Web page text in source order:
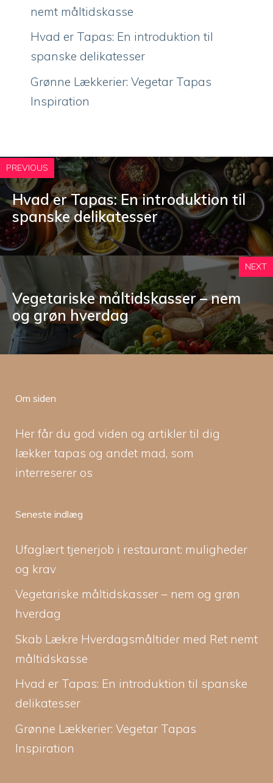
nemt måltidskasse
Hvad er Tapas: En introduktion til
spanske delikatesser
Grønne Lækkerier: Vegetar Tapas
Inspiration
PREVIOUS
Hvad er Tapas: En introduktion til
spanske delikatesser
NEXT
Vegetariske måltidskasser – nem
og grøn hverdag
Om siden
Her får du god viden og artikler til dig
lækker tapas og andet mad, som
interreserer os
Seneste indlæg
Ufaglært tjenerjob i restaurant: muligheder
og krav
Vegetariske måltidskasser – nem og grøn
hverdag
Skab Lækre Hverdagsmåltider med Ret nemt
måltidskasse
Hvad er Tapas: En introduktion til spanske
delikatesser
Grønne Lækkerier: Vegetar Tapas
Inspiration